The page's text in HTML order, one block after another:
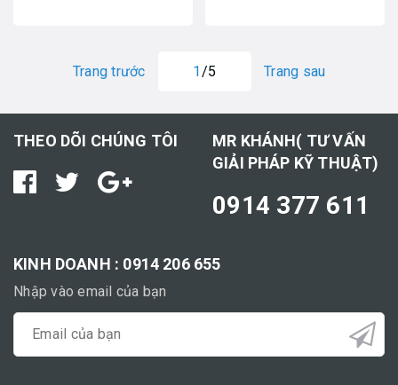
Trang trước 1 /5 Trang sau
THEO DÕI CHÚNG TÔI
MR KHÁNH( TƯ VẤN
GIẢI PHÁP KỸ THUẬT)
0914 377 611
KINH DOANH : 0914 206 655
Nhập vào email của bạn